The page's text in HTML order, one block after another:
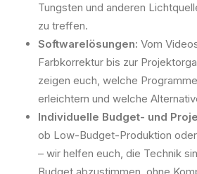
Tungsten und anderen
zu treffen.
Softwarelösungen: Vom
Farbkorrektur bis zur
zeigen euch, welche
erleichtern und welche
Individuelle Budget- und
ob Low-Budget-Produktion
– wir helfen euch, die Technik